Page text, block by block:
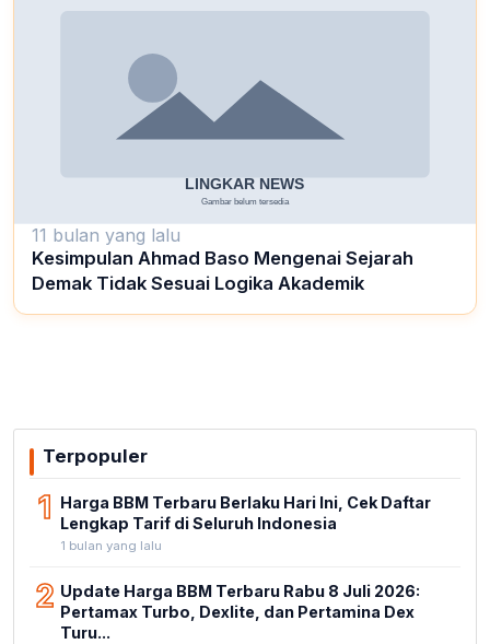
11 bulan yang lalu
Kesimpulan Ahmad Baso Mengenai Sejarah
Demak Tidak Sesuai Logika Akademik
Terpopuler
1 Harga BBM Terbaru Berlaku Hari Ini, Cek Daftar
Lengkap Tarif di Seluruh Indonesia
1 bulan yang lalu
2 Update Harga BBM Terbaru Rabu 8 Juli 2026:
Pertamax Turbo, Dexlite, dan Pertamina Dex
Turu...